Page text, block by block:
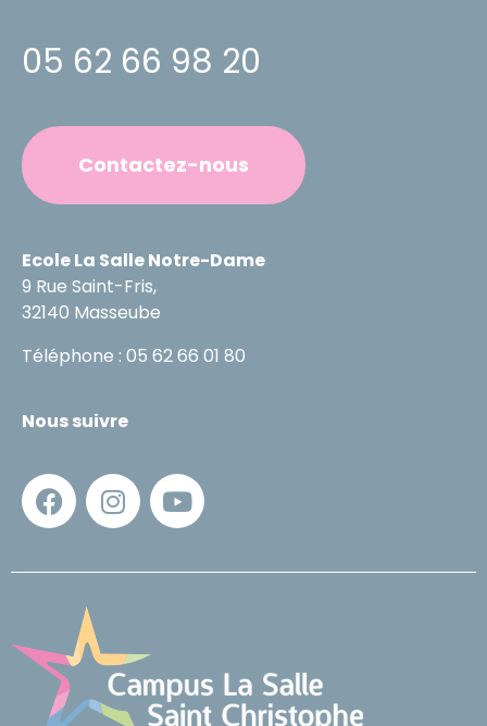
05 62 66 98 20
Contactez-nous
Ecole La Salle Notre-Dame
9 Rue Saint-Fris,
32140 Masseube
Téléphone : 05 62 66 01 80
Nous suivre